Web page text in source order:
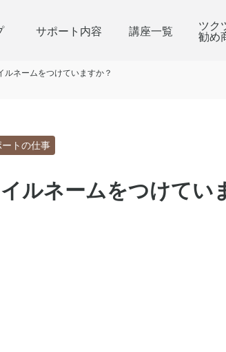
サポート内容 講座一覧 ツク
勧め
ルネームをつけていますか？
ートの仕事
ルネームをつけてい